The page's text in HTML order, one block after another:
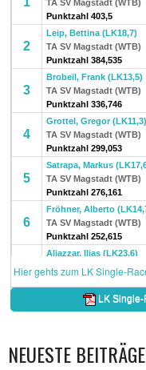
NEUESTE BEITRÄGE